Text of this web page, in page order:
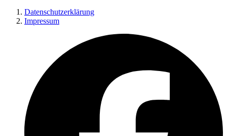
Datenschutzerklärung
Impressum